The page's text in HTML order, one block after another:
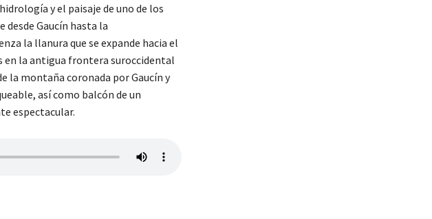
y el paisaje de uno de los
Gaucín hasta la
la llanura que se expande hacia el
en la antigua frontera suroccidental
la montaña coronada por Gaucín y
así como balcón de un
espectacular.